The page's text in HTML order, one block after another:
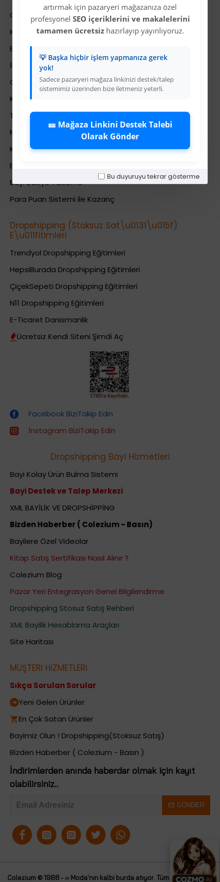
artırmak için pazaryeri mağazanıza özel
profesyonel SEO içeriklerini ve makalelerini
tamamen ücretsizhazırlayıp yayınlıyoruz.
💡 Başka hiçbir işlem yapmanıza gerek
yok!
Sadece pazaryeri mağaza linkinizi destek/talep
sistemimiz üzerinden bize iletmeniz yeterli.
🎫 Mağaza Linkini Destek Talebi
Olarak Gönder
Bu duyuruyu tekrar gösterme
Colezium Hakkında
Kurumsal Bilgiler
Banka Hesab Bilgileri
İletişim
Gizlilik Politikası
Kullanıcı Sözleşmesi
Teslimat Bilgileri
Mesafeli Satış Sözleşmesi
Kariyer
Bayi İade Sistemi
Bayi Bakiye Yükleme
Para Puan Sistemi ile Kazanç
Dropshipping (Stoksuz Sat\u0131\u015f)
E\u011fitimleri
Trendyol Dropshipping Eğitimleri
HepsiBurada Dropshipping Eğitimleri
ÇiçekSepeti Dropshipping Eğitimleri
N11 Dropshipping Eğitimleri
E-Ticaret Danismanlik
Ücretsiz Kendi Siteni Şimdi Aç
Facebook BiziTakip Edin
İnstagram BiziTakip Edin
Dropshipping Bayi Hizmetleri
Bayi Kolay Ürün Bulma Sistemi
Bayi Destek ve Talep Merkezi
XML BAYİLİK VE DROPSHİPPİNG
Bizden Haberber ( Colezium - Basın)
Bayilere Özel Videolar
Kitap Satış Sertifikası Nasıl Alınır ?
Colezium Blog
Pazar Yeri Entegrasyon Genel Bilgilendirme
Dropshipping Stosuz Satış Rehberi
XML Bayilik Hesablama Araçları
Site Haritası
MÜŞTERİ HİZMETLERİ
Sıkça Sorulan Sorular
Yeni Gelen Ürünler
En Çok Satan Ürünler
Bayimiz Olun ! Dropshipping(Stoksuz Satış)
Bizden Haberber ( Colezium - Basın )
İndirimlerden anında haberdar olmak için kayıt
olabilirsiniz..
GÖNDER
Colezium © 1988 - ∞ Moda'nın kalbi burda atıyor. Tüm